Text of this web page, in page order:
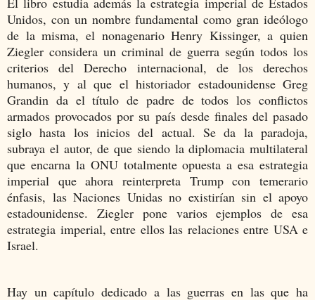
Unidos, con un nombre fundamental como gran ideólogo
de la misma, el nonagenario Henry Kissinger, a quien
Ziegler considera un criminal de guerra según todos los
criterios del Derecho internacional, de los derechos
humanos, y al que el historiador estadounidense Greg
Grandin da el título de padre de todos los conflictos
armados provocados por su país desde finales del pasado
siglo hasta los inicios del actual. Se da la paradoja,
subraya el autor, de que siendo la diplomacia multilateral
que encarna la ONU totalmente opuesta a esa estrategia
imperial que ahora reinterpreta Trump con temerario
énfasis, las Naciones Unidas no existirían sin el apoyo
estadounidense. Ziegler pone varios ejemplos de esa
estrategia imperial, entre ellos las relaciones entre USA e
Israel.
Hay un capítulo dedicado a las guerras en las que ha